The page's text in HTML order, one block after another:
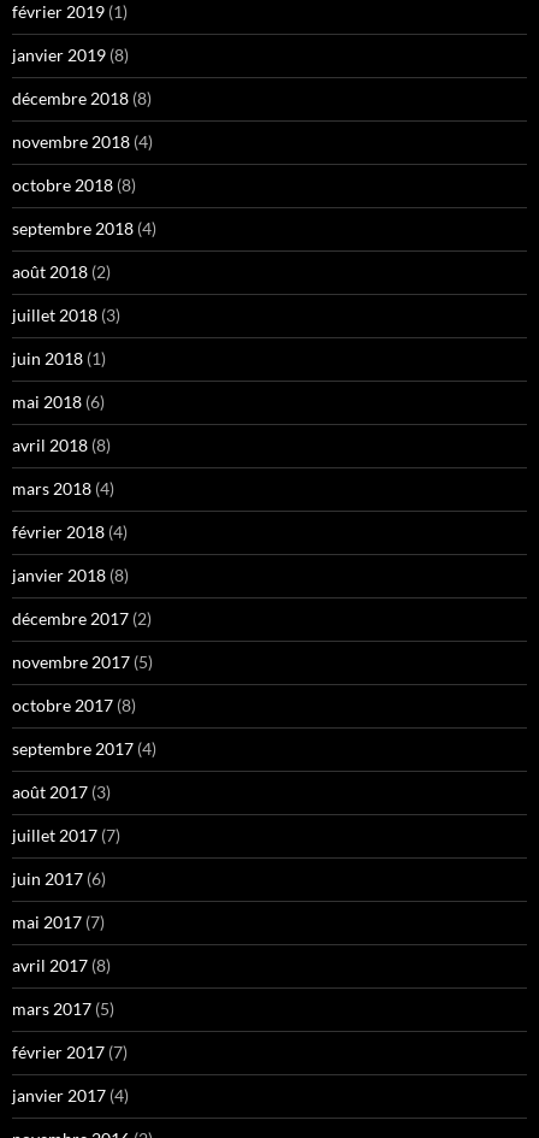
février 2019 (1)
janvier 2019 (8)
décembre 2018 (8)
novembre 2018 (4)
octobre 2018 (8)
septembre 2018 (4)
août 2018 (2)
juillet 2018 (3)
juin 2018 (1)
mai 2018 (6)
avril 2018 (8)
mars 2018 (4)
février 2018 (4)
janvier 2018 (8)
décembre 2017 (2)
novembre 2017 (5)
octobre 2017 (8)
septembre 2017 (4)
août 2017 (3)
juillet 2017 (7)
juin 2017 (6)
mai 2017 (7)
avril 2017 (8)
mars 2017 (5)
février 2017 (7)
janvier 2017 (4)